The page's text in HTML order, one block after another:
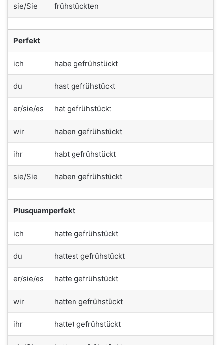
sie/Sie frühstückten
Perfekt
ich habe gefrühstückt
du hast gefrühstückt
er/sie/es hat gefrühstückt
wir haben gefrühstückt
ihr habt gefrühstückt
sie/Sie haben gefrühstückt
Plusquamperfekt
ich hatte gefrühstückt
du hattest gefrühstückt
er/sie/es hatte gefrühstückt
wir hatten gefrühstückt
ihr hattet gefrühstückt